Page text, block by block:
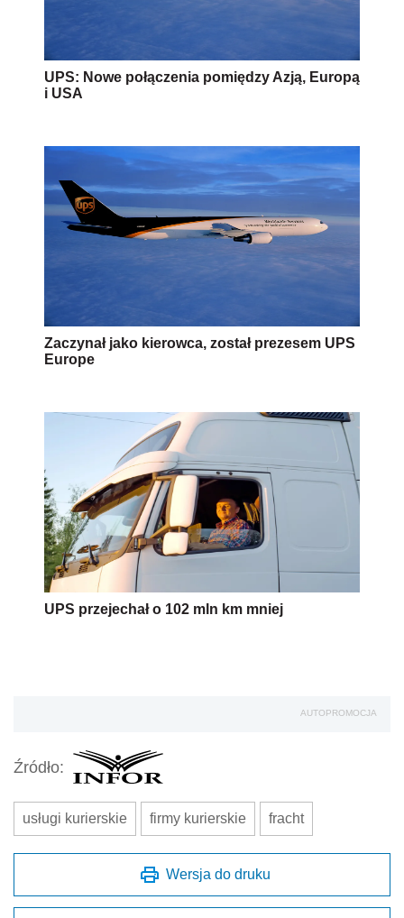
UPS: Nowe połączenia pomiędzy Azją, Europą
i USA
Zaczynał jako kierowca, został prezesem UPS
Europe
UPS przejechał o 102 mln km mniej
AUTOPROMOCJA
Źródło:
usługi kurierskie firmy kurierskie fracht
Wersja do druku